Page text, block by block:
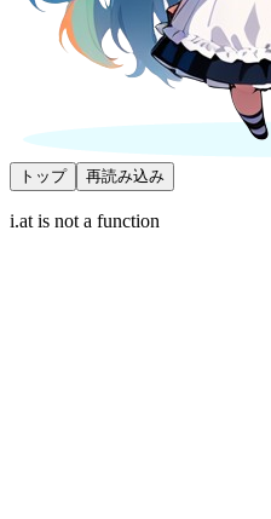
トップ 再読み込み
i.at is not a function